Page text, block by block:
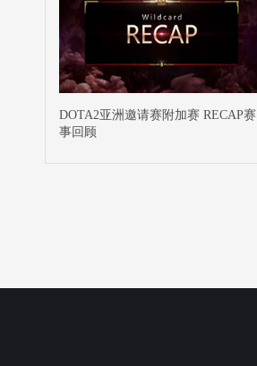
DOTA2亚洲邀请赛附加赛 RECAP赛
事回顾